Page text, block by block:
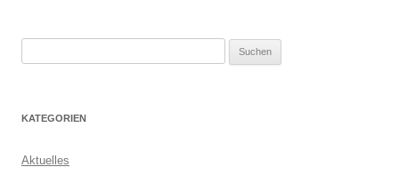
KATEGORIEN
Aktuelles